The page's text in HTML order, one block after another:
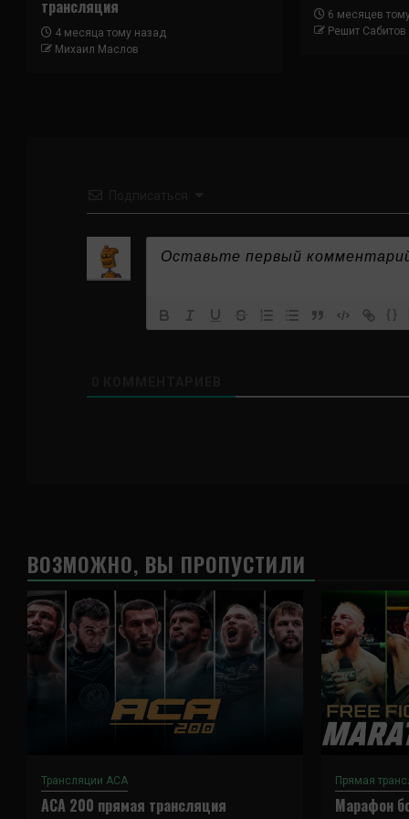
трансляция
4 месяца тому назад
Михаил Маслов
6 месяцев
Решит Сабитов
{}
ВОЗМОЖНО, ВЫ ПРОПУСТИЛИ
Трансляции ACA
ACA 200 прямая трансляция
Прямая
Марафон